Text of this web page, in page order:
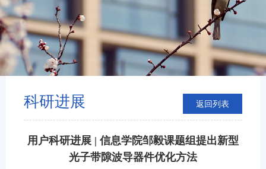
科研进展 返回列表
用户科研进展 | 信息学院邹毅课题组提出新型
光子带隙波导器件优化方法